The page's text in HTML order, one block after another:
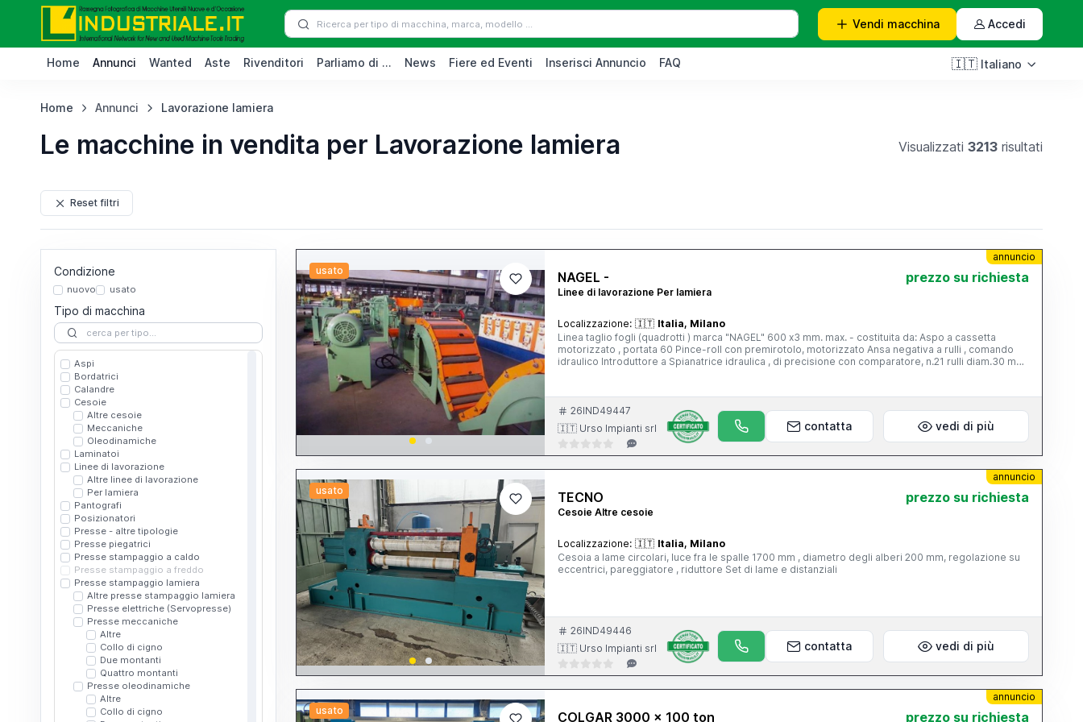
Vendi macchina Accedi
Home Annunci Wanted Aste Rivenditori Parliamo di ... News Fiere ed Eventi Inserisci Annuncio FAQ 🇮🇹 Italiano
Home Annunci Lavorazione lamiera
Le macchine in vendita per Lavorazione lamiera Visualizzati3213 risultati
Reset filtri
Condizione
nuovo usato
Tipo di macchina
Aspi
Bordatrici
Calandre
Cesoie
Altre cesoie
Meccaniche
Oleodinamiche
Laminatoi
Linee di lavorazione
Altre linee di lavorazione
Per lamiera
Pantografi
Posizionatori
Presse - altre tipologie
Presse piegatrici
Presse stampaggio a caldo
Presse stampaggio a freddo
Presse stampaggio lamiera
Altre presse stampaggio lamiera
Presse elettriche (Servopresse)
Presse meccaniche
Altre
Collo di cigno
Due montanti
Quattro montanti
Presse oleodinamiche
Altre
Collo di cigno
usato
annuncio
NAGEL -
Linee di lavorazione Per lamiera
prezzo su richiesta
Localizzazione: 🇮🇹 Italia, Milano
Linea taglio fogli (quadrotti ) marca "NAGEL" 600 x3 mm. max. - costituita da: Aspo a cassetta
motorizzato , portata 60 Pince-roll con premirotolo, motorizzato Ansa negativa a rulli , comando
idraulico Introduttore a Spianatrice idraulica , di precisione con comparatore, n.21 rulli diam.30 mm
26IND49447
🇮🇹 Urso Impianti srl
contatta vedi di più
usato
annuncio
TECNO
Cesoie Altre cesoie
prezzo su richiesta
Localizzazione: 🇮🇹 Italia, Milano
Cesoia a lame circolari, luce fra le spalle 1700 mm , diametro degli alberi 200 mm, regolazione su
eccentrici, pareggiatore , riduttore Set di lame e distanziali
26IND49446
🇮🇹 Urso Impianti srl
contatta vedi di più
usato
annuncio
COLGAR 3000 x 100 ton prezzo su richiesta